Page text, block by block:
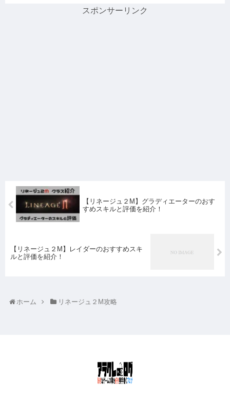
スポンサーリンク
【リネージュ２M】グラディエーターのおす
すめスキルと評価を紹介！
【リネージュ２M】レイダーのおすすめスキ
ルと評価を紹介！
ホーム リネージュ２M攻略